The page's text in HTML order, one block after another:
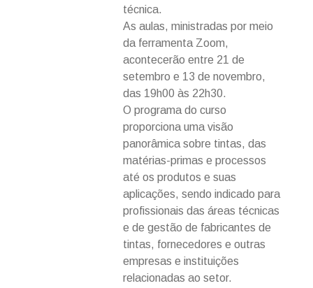
técnica.
As aulas, ministradas por meio
da ferramenta Zoom,
acontecerão entre 21 de
setembro e 13 de novembro,
das 19h00 às 22h30.
O programa do curso
proporciona uma visão
panorâmica sobre tintas, das
matérias-primas e processos
até os produtos e suas
aplicações, sendo indicado para
profissionais das áreas técnicas
e de gestão de fabricantes de
tintas, fornecedores e outras
empresas e instituições
relacionadas ao setor.